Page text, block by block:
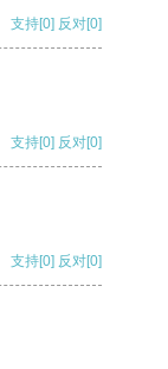
支持[0] 反对[0]
支持[0] 反对[0]
支持[0] 反对[0]